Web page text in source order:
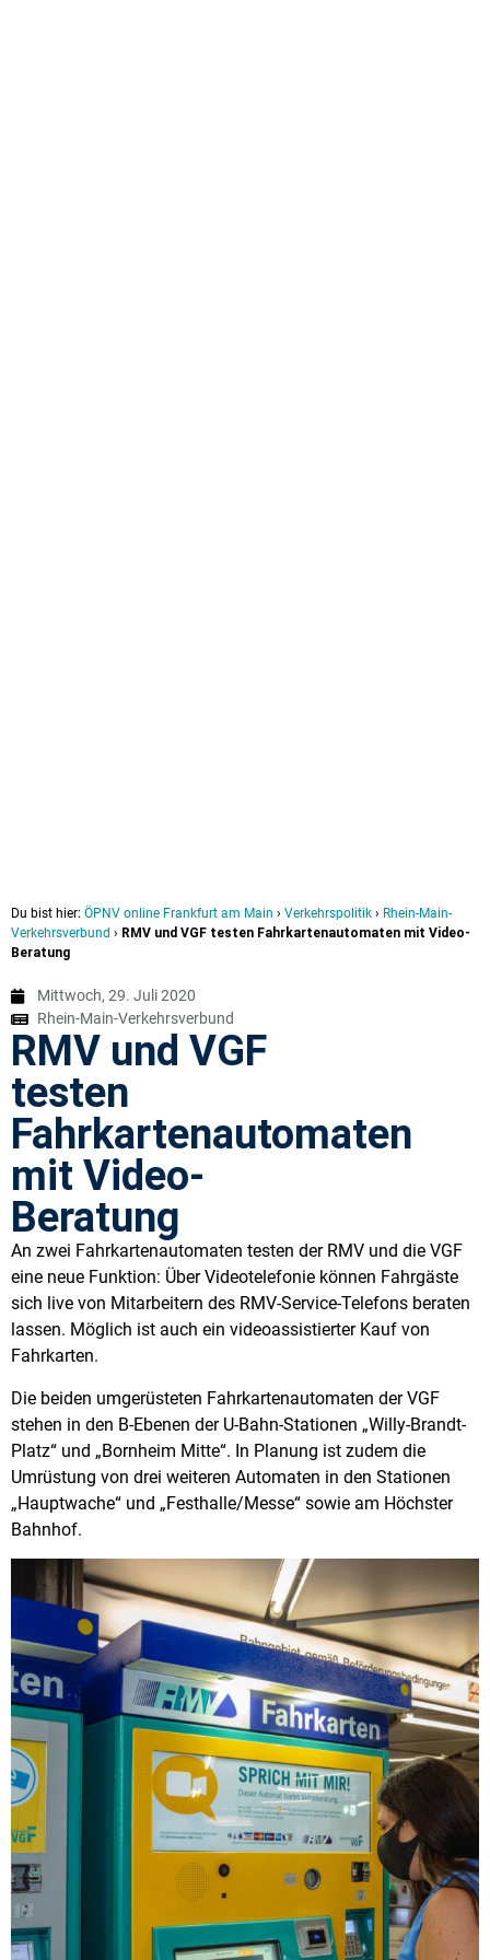
Du bist hier: ÖPNV online Frankfurt am Main › Verkehrspolitik › Rhein-Main-
Verkehrsverbund › RMV und VGF testen Fahrkartenautomaten mit Video-
Beratung
Mittwoch, 29. Juli 2020
Rhein-Main-Verkehrsverbund
RMV und VGF
testen
Fahrkartenautomaten
mit Video-
Beratung
An zwei Fahrkartenautomaten testen der RMV und die VGF
eine neue Funktion: Über Videotelefonie können Fahrgäste
sich live von Mitarbeitern des RMV-Service-Telefons beraten
lassen. Möglich ist auch ein videoassistierter Kauf von
Fahrkarten.
Die beiden umgerüsteten Fahrkartenautomaten der VGF
stehen in den B-Ebenen der U-Bahn-Stationen „Willy-Brandt-
Platz“ und „Bornheim Mitte“. In Planung ist zudem die
Umrüstung von drei weiteren Automaten in den Stationen
„Hauptwache“ und „Festhalle/Messe“ sowie am Höchster
Bahnhof.